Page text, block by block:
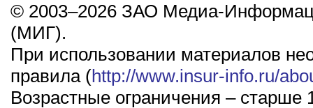
© 2003–2026 ЗАО Медиа-
(МИГ).
При использовании материалов
правила (http://www.insur-info.ru/
Возрастные ограничения – старше